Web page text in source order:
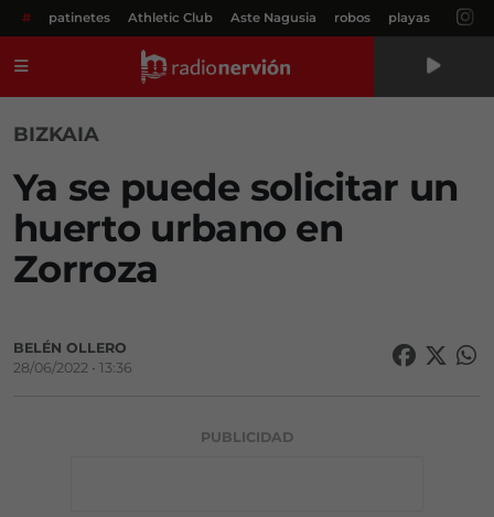
# patinetes Athletic Club Aste Nagusia robos playas
BIZKAIA
Ya se puede solicitar un
huerto urbano en
Zorroza
BELÉN OLLERO
28/06/2022 • 13:36
PUBLICIDAD